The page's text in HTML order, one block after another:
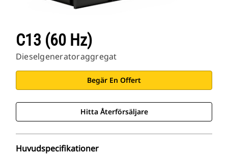
C13 (60 Hz)
Dieselgeneratoraggregat
Begär En Offert
Hitta Återförsäljare
Huvudspecifikationer